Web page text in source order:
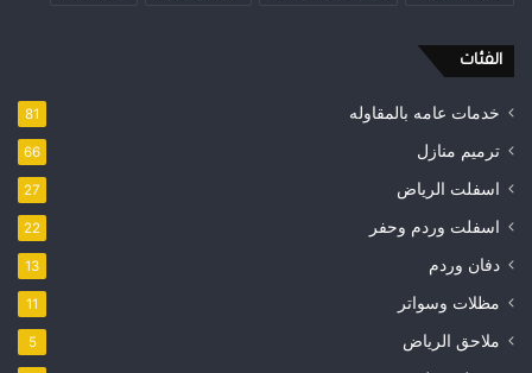
الفئات
خدمات عامه بالمقاوله 81
ترميم منازل 66
اسفلت الرياض 27
اسفلت وردم وحفر 22
دفان وردم 13
مظلات وسواتر 11
ملاحق الرياض 5